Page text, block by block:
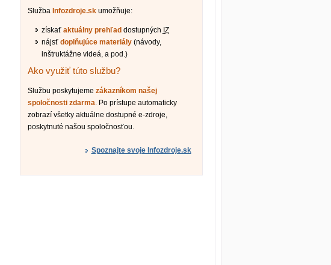
Služba Infozdroje.sk umožňuje:
získať aktuálny prehľad dostupných IZ
nájsť doplňujúce materiály(návody,
inštruktážne videá, a pod.)
Ako využiť túto službu?
Službu poskytujemezákazníkom našej
spoločnosti zdarma. Po prístupe automaticky
zobrazí všetky aktuálne dostupné e-zdroje,
poskytnuté našou spoločnosťou.
Spoznajte svoje Infozdroje.sk